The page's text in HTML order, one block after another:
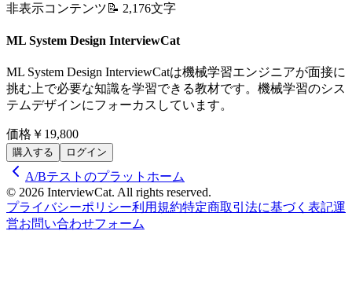
非表示コンテンツ 📝 2,176文字
ML System Design InterviewCat
ML System Design InterviewCatは機械学習エンジニアが面接に
挑む上で必要な知識を学習できる教材です。機械学習のシス
テムデザインにフォーカスしています。
価格 ￥19,800
購入する ログイン
A/Bテストのプラットホーム
© 2026 InterviewCat. All rights reserved.
プライバシーポリシー利用規約特定商取引法に基づく表記運
営お問い合わせフォーム